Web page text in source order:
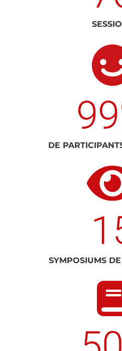
DE
99
SYMPOSIUMS